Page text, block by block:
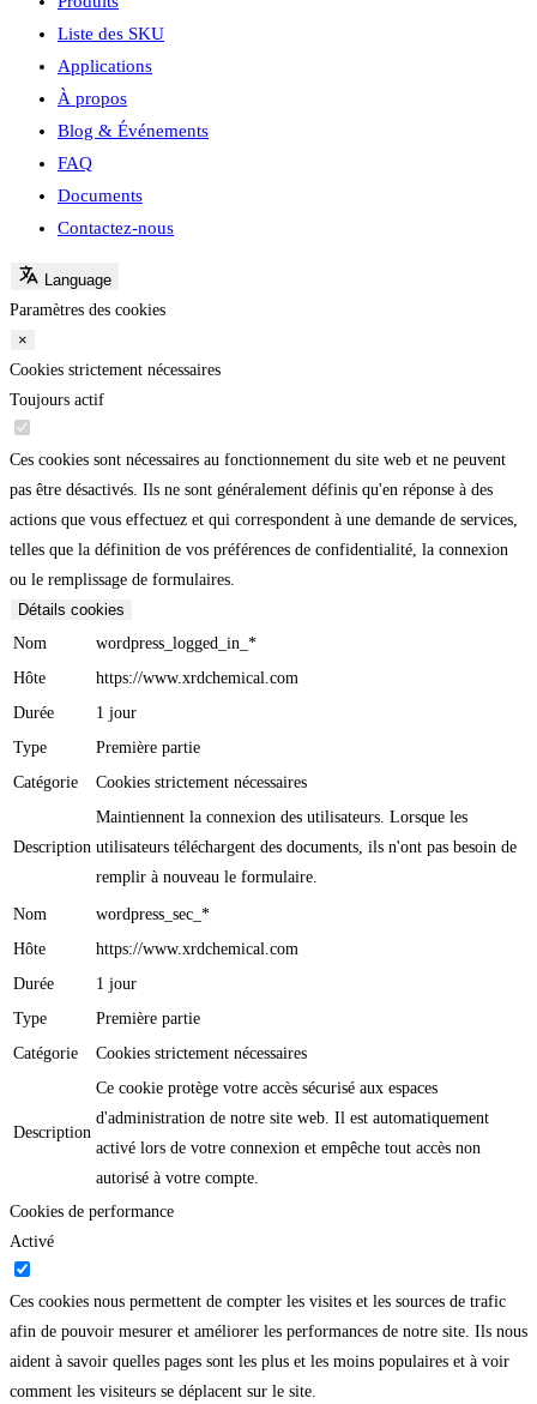
Liste des SKU
Applications
À propos
Blog & Événements
FAQ
Documents
Contactez-nous
Language
Paramètres des cookies
×
Cookies strictement nécessaires
Toujours actif
Ces cookies sont nécessaires au fonctionnement du site web et ne peuvent
pas être désactivés. Ils ne sont généralement définis qu'en réponse à des
actions que vous effectuez et qui correspondent à une demande de services,
telles que la définition de vos préférences de confidentialité, la connexion
ou le remplissage de formulaires.
Détails cookies
Nom
wordpress_logged_in_*
Hôte
https://www.xrdchemical.com
Durée
1 jour
Type
Première partie
Catégorie
Cookies strictement nécessaires
Description
Maintiennent la connexion des utilisateurs. Lorsque les
utilisateurs téléchargent des documents, ils n'ont pas besoin de
remplir à nouveau le formulaire.
Nom
wordpress_sec_*
Hôte
https://www.xrdchemical.com
Durée
1 jour
Type
Première partie
Catégorie
Cookies strictement nécessaires
Description
Ce cookie protège votre accès sécurisé aux espaces
d'administration de notre site web. Il est automatiquement
activé lors de votre connexion et empêche tout accès non
autorisé à votre compte.
Cookies de performance
Activé
Ces cookies nous permettent de compter les visites et les sources de trafic
afin de pouvoir mesurer et améliorer les performances de notre site. Ils nous
aident à savoir quelles pages sont les plus et les moins populaires et à voir
comment les visiteurs se déplacent sur le site.